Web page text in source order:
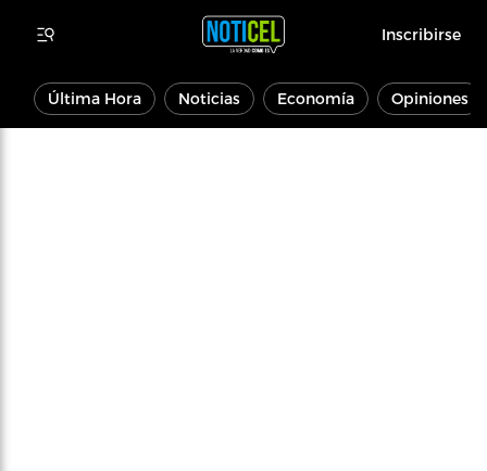
Inscribirse
Última Hora Noticias Economía Opiniones